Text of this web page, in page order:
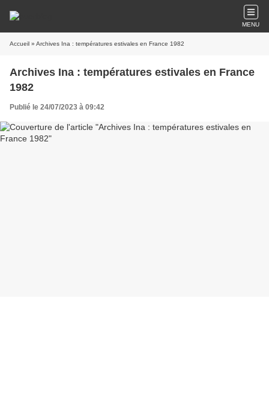
MENU
Accueil » Archives Ina : températures estivales en France 1982
Archives Ina : températures estivales en France
1982
Publié le 24/07/2023 à 09:42